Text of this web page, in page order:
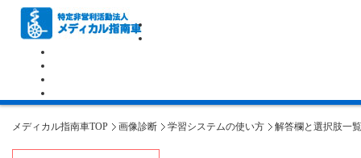
メディカル指南車TOP 画像診断 学習システムの使い方 解答欄と選択肢一覧